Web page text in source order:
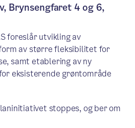
Brynsengfaret 4 og 6,
foreslår utvikling av
av større fleksibilitet for
samt etablering av ny
eksisterende grøntområde
stoppes, og ber om